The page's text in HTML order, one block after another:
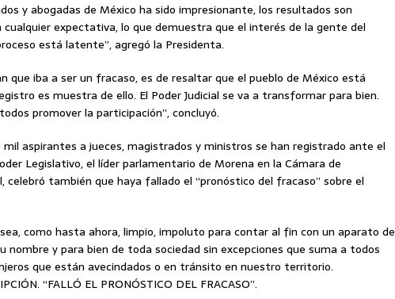
y abogadas de México ha sido impresionante, los resultados son
expectativa, lo que demuestra que el interés de la gente del
está latente”, agregó la Presidenta.
que iba a ser un fracaso, es de resaltar que el pueblo de México está
es muestra de ello. El Poder Judicial se va a transformar para bien.
promover la participación”, concluyó.
aspirantes a jueces, magistrados y ministros se han registrado ante el
Legislativo, el líder parlamentario de Morena en la Cámara de
celebró también que haya fallado el “pronóstico del fracaso” sobre el
como hasta ahora, limpio, impoluto para contar al fin con un aparato de
nombre y para bien de toda sociedad sin excepciones que suma a todos
que están avecindados o en tránsito en nuestro territorio.
“FALLÓ EL PRONÓSTICO DEL FRACASO”.